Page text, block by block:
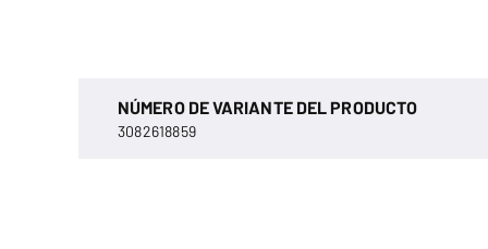
NÚMERO DE VARIANTE DEL PRODUCTO
3082618859